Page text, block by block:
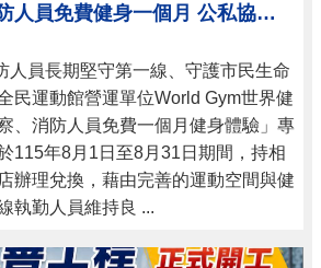
苗栗縣警察、消防人員免費健身一個月 公私協力支持第一線守護者健康 8月1日起開放兌換
人員長期堅守第一線、守護市民生命
民運動館營運單位World Gym世界健
、消防人員免費一個月健身體驗」專
115年8月1日至8月31日期間，持相
辦理兌換，藉由完善的運動空間與健
執勤人員維持良 ...